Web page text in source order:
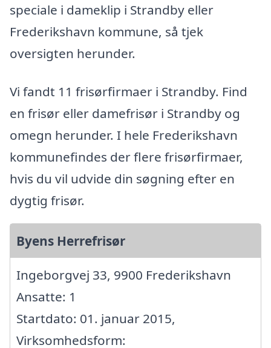
speciale i dameklip i Strandby eller
Frederikshavn kommune, så tjek
oversigten herunder.
Vi fandt 11 frisørfirmaer i Strandby. Find
en frisør eller damefrisør i Strandby og
omegn herunder. I hele Frederikshavn
kommunefindes der flere frisørfirmaer,
hvis du vil udvide din søgning efter en
dygtig frisør.
Byens Herrefrisør
Ingeborgvej 33, 9900 Frederikshavn
Ansatte: 1
Startdato: 01. januar 2015,
Virksomhedsform: